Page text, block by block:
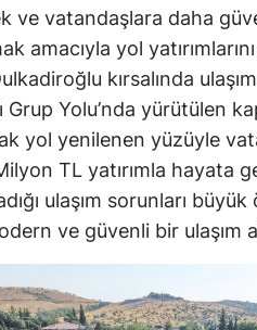
ve vatandaşlara daha
amacıyla yol
kırsalında
Grup Yolu’nda yürütülen
yol yenilenen yüzüyle
TL yatırımla hayata
ulaşım sorunları
ve güvenli bir ulaşım